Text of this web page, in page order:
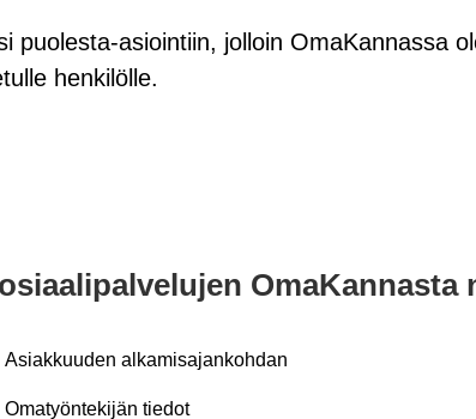
puolesta-​asiointiin, jol­loin Oma­Kan­nas­sa
hen­ki­löl­le.
Oma­Kan­nas­ta
Asiak­kuu­den al­ka­mi­sa­jan­koh­dan
Oma­työn­te­ki­jän tie­dot